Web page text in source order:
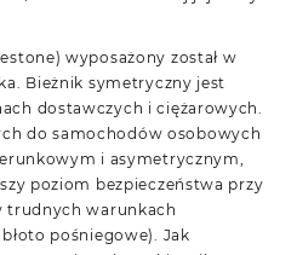
wyposażony został w
Bieżnik symetryczny jest
dostawczych i ciężarowych.
do samochodów osobowych
i asymetrycznym,
poziom bezpieczeństwa przy
trudnych warunkach
pośniegowe). Jak